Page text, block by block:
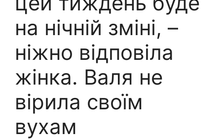
на нічній зміні, –
ніжно відповіла
жінка. Валя не
вірила своїм
вухам